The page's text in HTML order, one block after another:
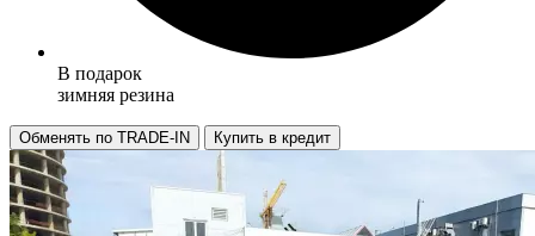
В подарок
зимняя резина
Обменять по TRADE-IN Купить в кредит